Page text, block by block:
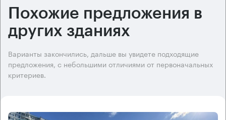
Похожие предложения в
других зданиях
Варианты закончились, дальше вы увидете подходящие
предложения, с небольшими отличиями от первоначальных
критериев.